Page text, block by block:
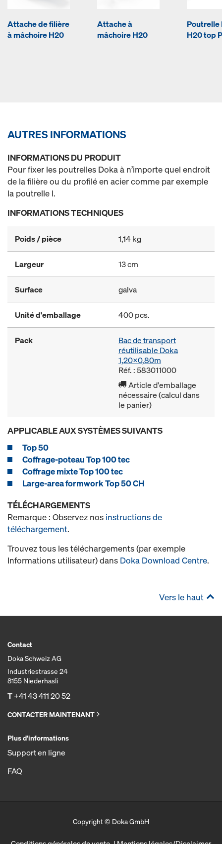
Attache de filière
à mâchoire H20
Attache à
mâchoire H20
Poutrelle
H20 top P
AUTRES INFORMATIONS
INFORMATIONS DU PRODUIT
Pour fixer les poutrelles Doka à n’importe quel endroit
de la filière ou du profilé en acier comme par exemple
la poutrelle I.
INFORMATIONS TECHNIQUES
Poids / pièce 1,14 kg
Largeur 13 cm
Surface galva
Unité d'emballage 400 pcs.
Pack
Bac de transport
réutilisable Doka
1,20x0,80m
Réf. : 583011000
Article d'emballage
nécessaire (calcul dans
le panier)
APPLICABLE AUX SYSTÈMES SUIVANTS
Top 50
Coffrage-poteau Top 100 tec
Coffrage mixte Top 100 tec
Large-area formwork Top 50 CH
TÉLÉCHARGEMENTS
Remarque : Observez nos instructions de
téléchargement.
Trouvez tous les téléchargements (par exemple
Informations utilisateur) dans Doka Download Centre.
Vers le haut
Contact
Doka Schweiz AG
Industriestrasse 24
8155 Niederhasli
T+41 43 411 20 52
CONTACTER MAINTENANT
Plus d'informations
Support en ligne
FAQ
Copyright © Doka GmbH